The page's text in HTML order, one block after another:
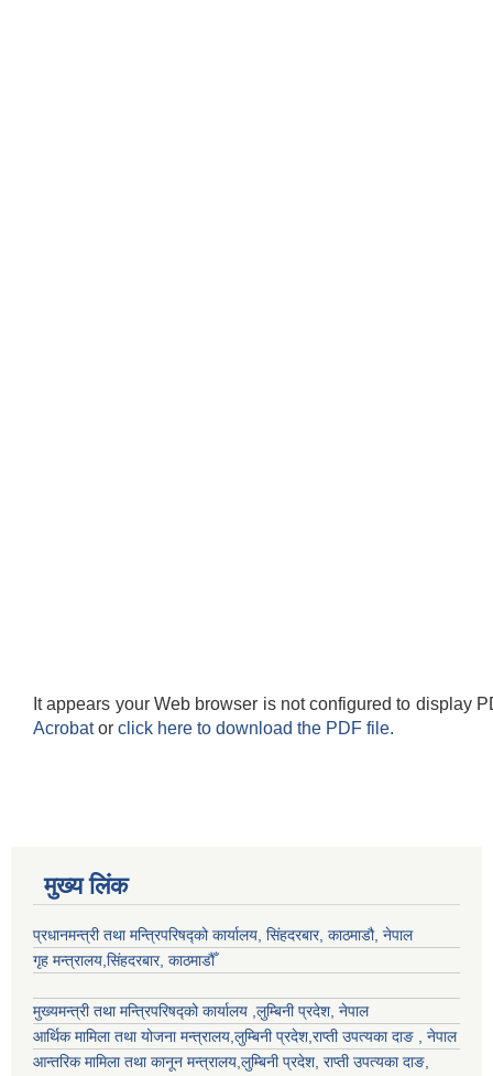
It appears your Web browser is not configured to display
Acrobator click here to download the PDF file.
मुख्य लिंक
प्रधानमन्त्री तथा मन्त्रिपरिषद्को कार्यालय, सिंहदरबार, काठमाडौ, नेपाल
गृह मन्त्रालय,सिंहदरबार, काठमाडौँ
मुख्यमन्त्री तथा मन्त्रिपरिषद्को कार्यालय ,लुम्बिनी प्रदेश, नेपाल
आर्थिक मामिला तथा योजना मन्त्रालय,लुम्बिनी प्रदेश,राप्ती उपत्यका दाङ , नेपाल
आन्तरिक मामिला तथा कानून मन्त्रालय,लुम्बिनी प्रदेश, राप्ती उपत्यका दाङ,